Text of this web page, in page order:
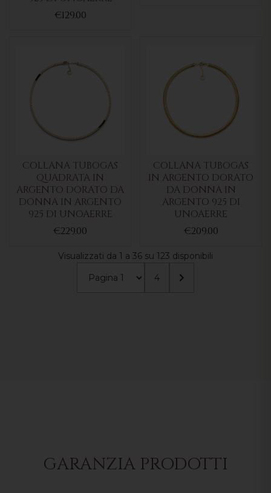
€129.00
COLLANA TUBOGAS
QUADRATA IN
ARGENTO DORATO DA
DONNA IN ARGENTO
925 DI UNOAERRE
€229.00
COLLANA TUBOGAS
IN ARGENTO DORATO
DA DONNA IN
ARGENTO 925 DI
UNOAERRE
€209.00
Visualizzati da 1 a 36 su 123 disponibili
4
GARANZIA PRODOTTI